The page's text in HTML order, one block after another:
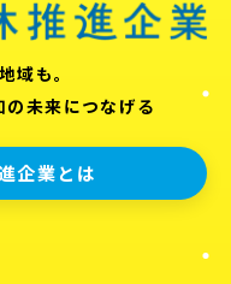
域も。
未来につなげる
企業とは